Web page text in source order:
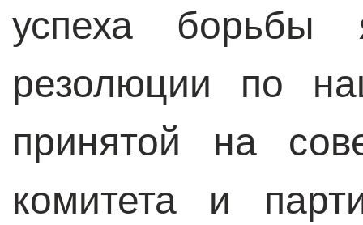
успеха борьбы
резолюции по
принятой на
комитета и